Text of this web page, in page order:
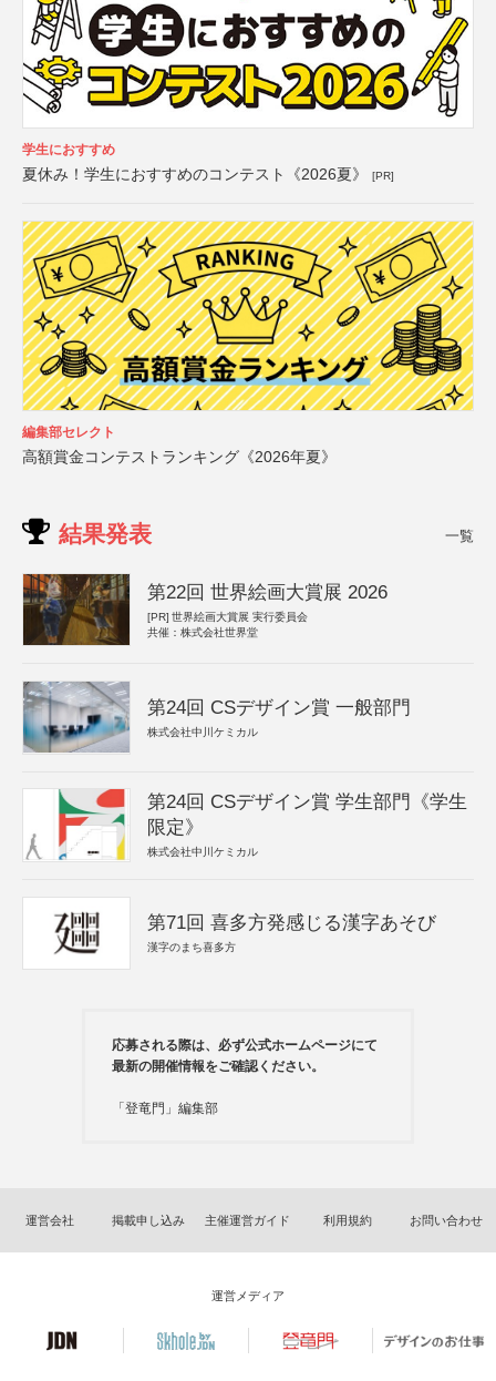
学生におすすめ
夏休み！学生におすすめのコンテスト《2026夏》 [PR]
編集部セレクト
高額賞金コンテストランキング《2026年夏》
結果発表 一覧
第22回 世界絵画大賞展 2026
[PR] 世界絵画大賞展 実行委員会
共催：株式会社世界堂
第24回 CSデザイン賞 一般部門
株式会社中川ケミカル
第24回 CSデザイン賞 学生部門《学生
限定》
株式会社中川ケミカル
第71回 喜多方発感じる漢字あそび
漢字のまち喜多方
応募される際は、必ず公式ホームページにて
最新の開催情報をご確認ください。
「登竜門」編集部
運営会社 掲載申し込み 主催運営ガイド 利用規約 お問い合わせ
運営メディア